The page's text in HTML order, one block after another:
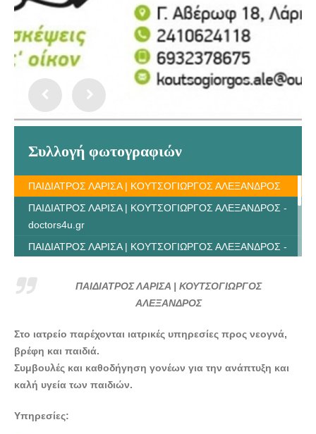
Συλλογή φωτογραφιών
ΠΑΙΔΙΑΤΡΟΣ ΛΑΡΙΣΑ | ΚΟΥΤΣΟΓΙΩΡΓΟΣ ΑΛΕΞΑΝΔΡΟΣ
ΠΑΙΔΙΑΤΡΟΣ ΛΑΡΙΣΑ | ΚΟΥΤΣΟΓΙΩΡΓΟΣ ΑΛΕΞΑΝΔΡΟΣ -
doctors4u.gr
ΠΑΙΔΙΑΤΡΟΣ ΛΑΡΙΣΑ | ΚΟΥΤΣΟΓΙΩΡΓΟΣ ΑΛΕΞΑΝΔΡΟΣ -
ΠΑΙΔΙΑΤΡΟΣ ΛΑΡΙΣΑ | ΚΟΥΤΣΟΓΙΩΡΓΟΣ ΑΛΕΞΑΝΔΡΟΣ -
doctors4u.gr
ΠΑΙΔΙΑΤΡΟΣ ΛΑΡΙΣΑ | ΚΟΥΤΣΟΓΙΩΡΓΟΣ ΑΛΕΞΑΝΔΡΟΣ -
doctors4u.gr
ΠΑΙΔΙΑΤΡΟΣ ΛΑΡΙΣΑ | ΚΟΥΤΣΟΓΙΩΡΓΟΣ
ΑΛΕΞΑΝΔΡΟΣ
Στο ιατρείο παρέχονται ιατρικές υπηρεσίες προς νεογνά,
βρέφη και παιδιά.
Συμβουλές και καθοδήγηση γονέων για την ανάπτυξη και
καλή υγεία των παιδιών.
Υπηρεσίες: